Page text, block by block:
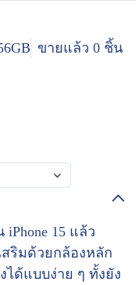
ขายแล้ว 0 ชิ้น
iPhone 15 แล้ว
ริมด้วยกล้องหลัก
ได้แบบง่าย ๆ ทั้งยัง